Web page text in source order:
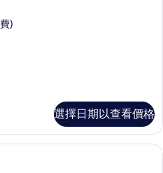
)
選擇日期以查看價格